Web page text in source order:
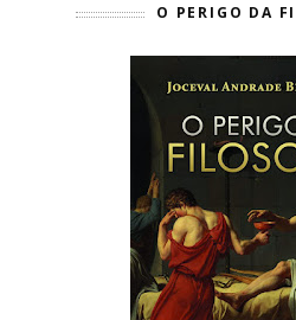
O PERIGO DA